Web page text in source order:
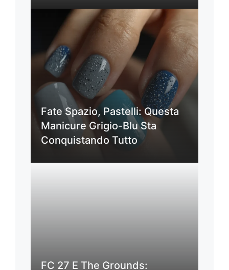
Fate Spazio, Pastelli: Questa
Manicure Grigio-Blu Sta
Conquistando Tutto
FC 27 E The Grounds: